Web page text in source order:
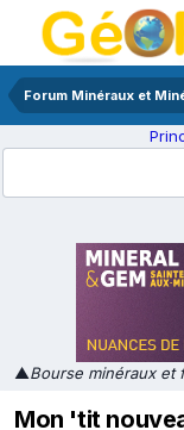
Forum Minéraux et
▲Bourse minéraux et
Mon 'tit